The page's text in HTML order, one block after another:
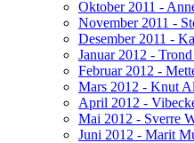
Oktober 2011 -
November 2011 -
Desember 2011 -
Januar 2012 -
Februar 2012 -
Mars 2012 - Knut
April 2012 -
Mai 2012 - Sverre
Juni 2012 - Marit